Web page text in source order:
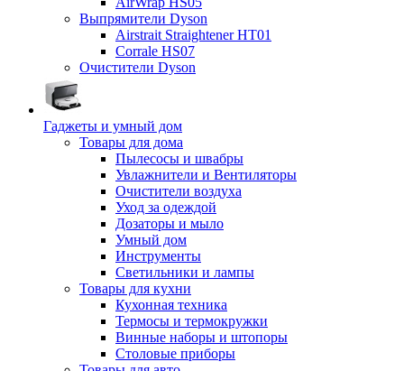
Выпрямители Dyson
Airstrait Straightener HT01
Corrale HS07
Очистители Dyson
Гаджеты и умный дом
Товары для дома
Пылесосы и швабры
Увлажнители и Вентиляторы
Очистители воздуха
Уход за одеждой
Дозаторы и мыло
Умный дом
Инструменты
Светильники и лампы
Товары для кухни
Кухонная техника
Термосы и термокружки
Винные наборы и штопоры
Столовые приборы